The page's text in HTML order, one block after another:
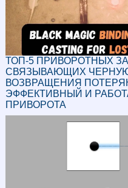
ТОП-5 ПРИВОРОТНЫХ
СВЯЗЫВАЮЩИХ
ВОЗВРАЩЕНИЯ
ЭФФЕКТИВНЫЙ И
ПРИВОРОТА